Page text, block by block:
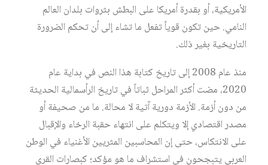
الأمريكية، أو بقدرة أمريكا على البطش بثروات بلدان العالم
النامي. حين تكون قوياً تفعل ما تشاء إلى أن تحكم الضرورة
التاريخية بغير ذلك.
منذ عام 2008 إلى تاريخ كتابة هذا النص في بداية عام
2020، مضت أكثر المراحل ثباتاً في تاريخ الرأسمالية الحديثة
من دون أزمة. الأزمة دورية آتية لا محالة. ما من صحيفة أو
مصدر اقتصادي إلا ويتكلم على انتهاء حقبة الرخاء والإقبال
على الانتكاس، حتى إن المحاسبين المثريين الأغنياء في الوطن
العربي يتبجحون في استشراف ما هو مؤكد؛ كبصارات القرى